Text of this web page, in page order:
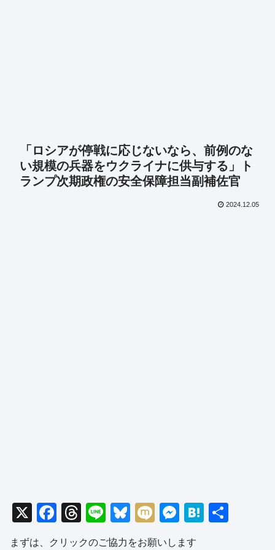
「ロシアが停戦に応じないなら、前例のな
い規模の兵器をウクライナに供与する」ト
ランプ次期政権の安全保障担当副補佐官
2024.12.05
X
F
a
T
hr
Li
n
Bl
u
M
ixi
M
e
H
まずは、クリックのご協力をお願いします